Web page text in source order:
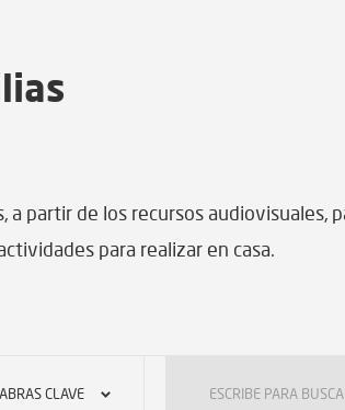
partir de los recursos audiovisuales,
para realizar en casa.
CLAVE